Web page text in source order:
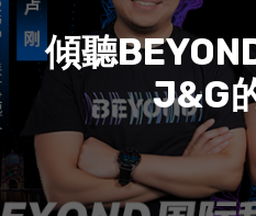
議程
直
傾聽
J&G